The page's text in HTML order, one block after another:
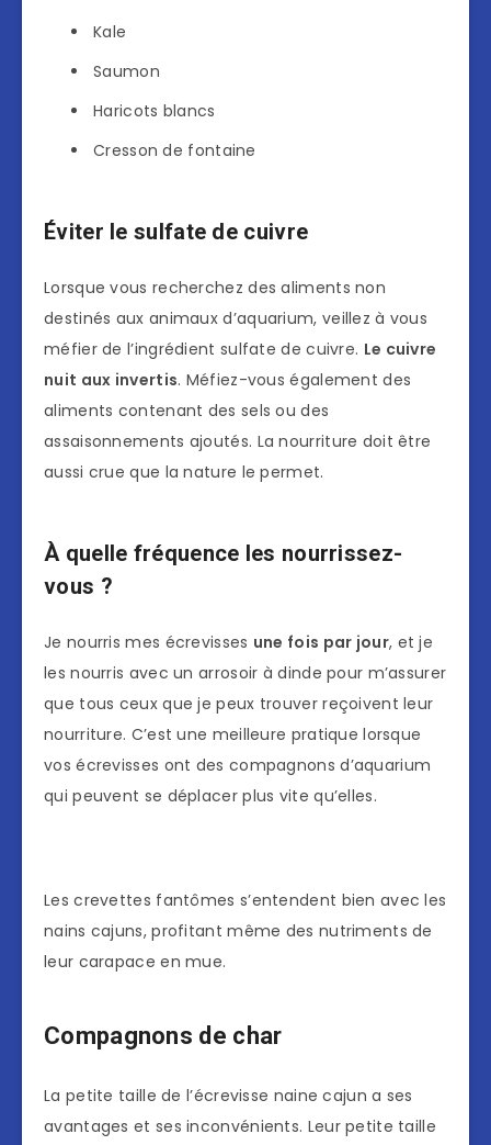
Kale
Saumon
Haricots blancs
Cresson de fontaine
Éviter le sulfate de cuivre
Lorsque vous recherchez des aliments non
destinés aux animaux d’aquarium, veillez à vous
méfier de l’ingrédient sulfate de cuivre. Le cuivre
nuit aux invertis. Méfiez-vous également des
aliments contenant des sels ou des
assaisonnements ajoutés. La nourriture doit être
aussi crue que la nature le permet.
À quelle fréquence les nourrissez-
vous ?
Je nourris mes écrevisses une fois par jour, et je
les nourris avec un arrosoir à dinde pour m’assurer
que tous ceux que je peux trouver reçoivent leur
nourriture. C’est une meilleure pratique lorsque
vos écrevisses ont des compagnons d’aquarium
qui peuvent se déplacer plus vite qu’elles.
Les crevettes fantômes s’entendent bien avec les
nains cajuns, profitant même des nutriments de
leur carapace en mue.
Compagnons de char
La petite taille de l’écrevisse naine cajun a ses
avantages et ses inconvénients. Leur petite taille